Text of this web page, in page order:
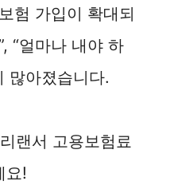
험 가입이 확대되
“얼마나 내야 하
많아졌습니다.
랜서 고용보험료
요!